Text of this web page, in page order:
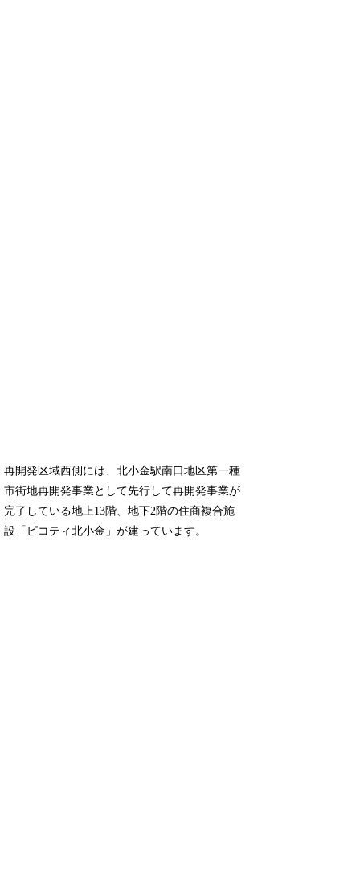
再開発区域西側には、北小金駅南口地区第一種
市街地再開発事業として先行して再開発事業が
完了している地上13階、地下2階の住商複合施
設「ピコティ北小金」が建っています。